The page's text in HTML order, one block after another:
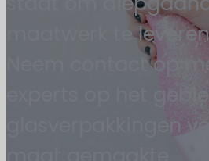
maatwerk te
Neem contact op
experts op het
glasverpakkingen